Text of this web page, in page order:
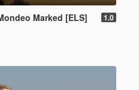
Marked [ELS] 1.0